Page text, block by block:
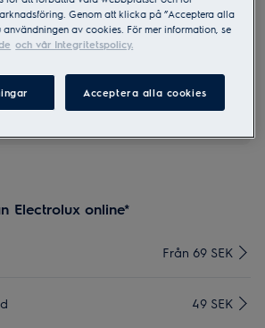
och säkerhetsvarningar enligt EU-
Electrolux online*
Från 69 SEK
49 SEK
Genom att klicka på ”Acceptera alla
av cookies. För mer information, se
och vår Integritetspolicy.
Acceptera alla cookies